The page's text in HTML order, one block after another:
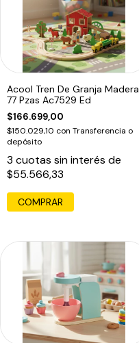
Acool Tren De Granja Madera
77 Pzas Ac7529 Ed
$166.699,00
$150.029,10 con Transferencia o
depósito
3 cuotas sin interés de
$55.566,33